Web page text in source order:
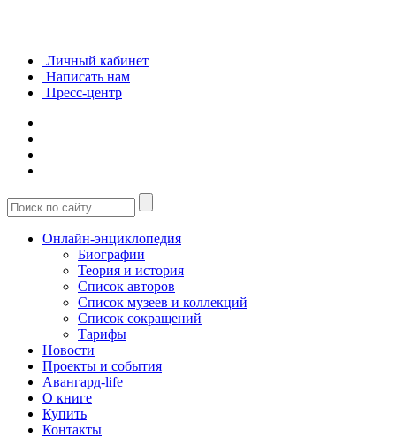
Личный кабинет
Написать нам
Пресс-центр
Онлайн-энциклопедия
Биографии
Теория и история
Список авторов
Список музеев и коллекций
Список сокращений
Тарифы
Новости
Проекты и события
Авангард-life
О книге
Купить
Контакты